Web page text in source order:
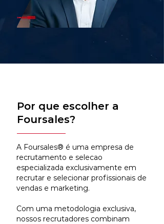
Por que escolher a
Foursales?
A Foursales® é uma empresa de
recrutamento e selecao
especializada exclusivamente em
recrutar e selecionar profissionais de
vendas e marketing.
Com uma metodologia exclusiva,
nossos recrutadores combinam